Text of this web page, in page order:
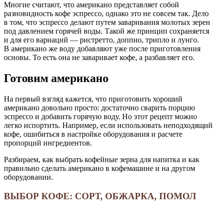
Многие считают, что американо представляет собой
разновидность кофе эспрессо, однако это не совсем так. Дело
в том, что эспрессо делают путем заваривания молотых зерен
под давлением горячей воды. Такой же принцип сохраняется
и для его вариаций — ристретто, доппио, трипло и лунго.
В американо же воду добавляют уже после приготовления
основы. То есть она не заваривает кофе, а разбавляет его.
Готовим американо
На первый взгляд кажется, что приготовить хороший
американо довольно просто: достаточно сварить порцию
эспрессо и добавить горячую воду. Но этот рецепт можно
легко испортить. Например, если использовать неподходящий
кофе, ошибиться в настройке оборудования и расчете
пропорций ингредиентов.
Разбираем, как выбрать кофейные зерна для напитка и как
правильно сделать американо в кофемашине и на другом
оборудовании.
ВЫБОР КОФЕ: СОРТ, ОБЖАРКА, ПОМОЛ